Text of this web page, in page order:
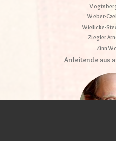
Weber-
Wielicke-
Ziegler
Zinn
Anleitende aus